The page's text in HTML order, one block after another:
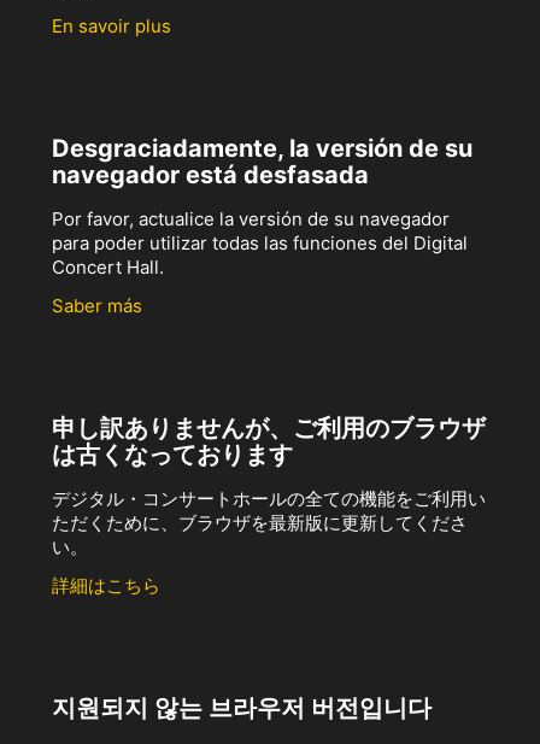
En savoir plus
Desgraciadamente, la versión de su
navegador está desfasada
Por favor, actualice la versión de su navegador
para poder utilizar todas las funciones del Digital
Concert Hall.
Saber más
申し訳ありませんが、ご利用のブラウザ
は古くなっております
デジタル・コンサートホールの全ての機能をご利用い
ただくために、ブラウザを最新版に更新してくださ
い。
詳細はこちら
지원되지 않는 브라우저 버전입니다